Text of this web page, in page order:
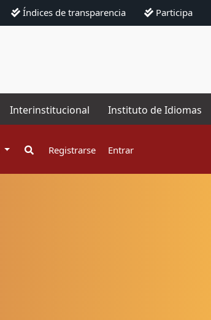
Índices de transparencia Participa
Interinstitucional Instituto de Idiomas
Registrarse Entrar